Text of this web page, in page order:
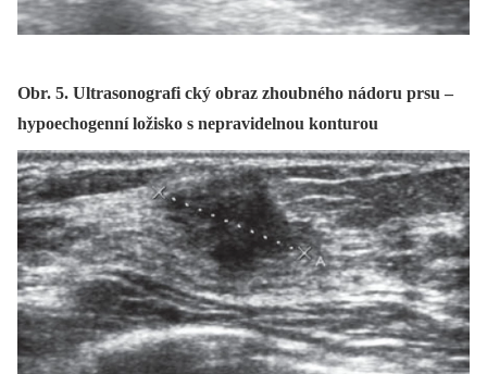
Obr. 5. Ultrasonografi cký obraz zhoubného nádoru prsu –
hypoechogenní ložisko s nepravidelnou konturou